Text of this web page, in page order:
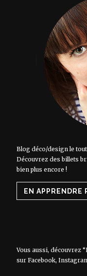
Blog déco/design le
Découvrez des billets
bien plus encore !
EN APPRENDRE
Vous aussi, découvrez
sur Facebook,